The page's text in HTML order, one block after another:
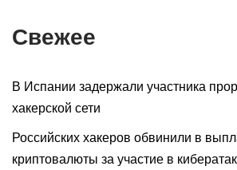
Свежее
В Испании задержали участника
хакерской сети
Российских хакеров обвинили в
криптовалюты за участие в